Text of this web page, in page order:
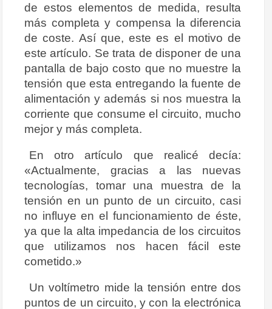
de estos elementos de medida, resulta
más completa y compensa la diferencia
de coste. Así que, este es el motivo de
este artículo. Se trata de disponer de una
pantalla de bajo costo que no muestre la
tensión que esta entregando la fuente de
alimentación y además si nos muestra la
corriente que consume el circuito, mucho
mejor y más completa.
En otro artículo que realicé decía:
«Actualmente, gracias a las nuevas
tecnologías, tomar una muestra de la
tensión en un punto de un circuito, casi
no influye en el funcionamiento de éste,
ya que la alta impedancia de los circuitos
que utilizamos nos hacen fácil este
cometido.»
Un voltímetro mide la tensión entre dos
puntos de un circuito, y con la electrónica